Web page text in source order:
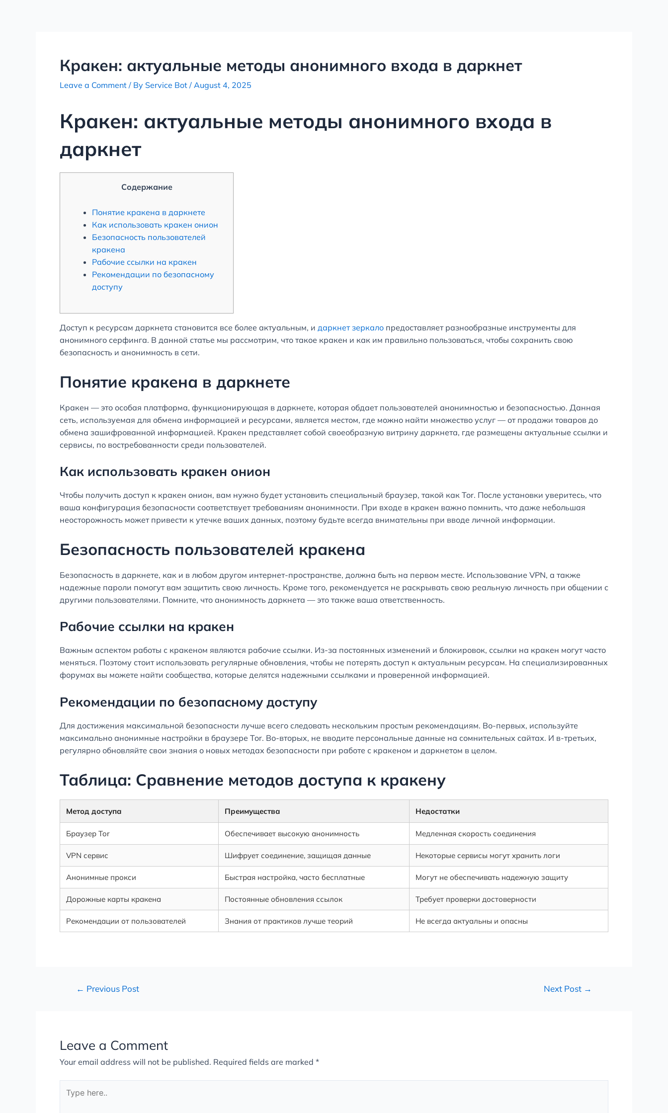
Кракен: актуальные методы анонимного входа в даркнет
Leave a Comment / By Service Bot / August 4, 2025
Кракен: актуальные методы анонимного входа в
даркнет
Содержание
Понятие кракена в даркнете
Как использовать кракен онион
Безопасность пользователей
кракена
Рабочие ссылки на кракен
Рекомендации по безопасному
доступу
Доступ к ресурсам даркнета становится все более актуальным, и даркнет зеркало предоставляет разнообразные инструменты для
анонимного серфинга. В данной статье мы рассмотрим, что такое кракен и как им правильно пользоваться, чтобы сохранить свою
безопасность и анонимность в сети.
Понятие кракена в даркнете
Кракен — это особая платформа, функционирующая в даркнете, которая обдает пользователей анонимностью и безопасностью. Данная
сеть, используемая для обмена информацией и ресурсами, является местом, где можно найти множество услуг — от продажи товаров до
обмена зашифрованной информацией. Кракен представляет собой своеобразную витрину даркнета, где размещены актуальные ссылки и
сервисы, по востребованности среди пользователей.
Как использовать кракен онион
Чтобы получить доступ к кракен онион, вам нужно будет установить специальный браузер, такой как Tor. После установки уверитесь, что
ваша конфигурация безопасности соответствует требованиям анонимности. При входе в кракен важно помнить, что даже небольшая
неосторожность может привести к утечке ваших данных, поэтому будьте всегда внимательны при вводе личной информации.
Безопасность пользователей кракена
Безопасность в даркнете, как и в любом другом интернет-пространстве, должна быть на первом месте. Использование VPN, а также
надежные пароли помогут вам защитить свою личность. Кроме того, рекомендуется не раскрывать свою реальную личность при общении с
другими пользователями. Помните, что анонимность даркнета — это также ваша ответственность.
Рабочие ссылки на кракен
Важным аспектом работы с кракеном являются рабочие ссылки. Из-за постоянных изменений и блокировок, ссылки на кракен могут часто
меняться. Поэтому стоит использовать регулярные обновления, чтобы не потерять доступ к актуальным ресурсам. На специализированных
форумах вы можете найти сообщества, которые делятся надежными ссылками и проверенной информацией.
Рекомендации по безопасному доступу
Для достижения максимальной безопасности лучше всего следовать нескольким простым рекомендациям. Во-первых, используйте
максимально анонимные настройки в браузере Tor. Во-вторых, не вводите персональные данные на сомнительных сайтах. И в-третьих,
регулярно обновляйте свои знания о новых методах безопасности при работе с кракеном и даркнетом в целом.
Таблица: Сравнение методов доступа к кракену
Метод доступа Преимущества Недостатки
Браузер Tor Обеспечивает высокую анонимность Медленная скорость соединения
VPN сервис Шифрует соединение, защищая данные Некоторые сервисы могут хранить логи
Анонимные прокси Быстрая настройка, часто бесплатные Могут не обеспечивать надежную защиту
Дорожные карты кракена Постоянные обновления ссылок Требует проверки достоверности
Рекомендации от пользователей Знания от практиков лучше теорий Не всегда актуальны и опасны
← Previous Post Next Post →
Leave a Comment
Your email address will not be published. Required fields are marked *
here..